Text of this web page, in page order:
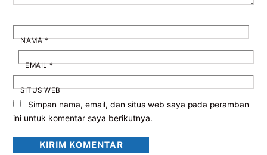
NAMA*
EMAIL*
SITUS WEB
Simpan nama, email, dan situs web saya pada peramban
ini untuk komentar saya berikutnya.